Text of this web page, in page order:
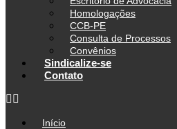
Homologações
CCB-PE
Consulta de Processos
Convênios
Sindicalize-se
Contato
Início